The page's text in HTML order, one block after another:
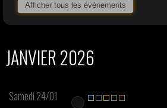
Afficher tous les évènements
JANVIER 2026
Samedi 24/01